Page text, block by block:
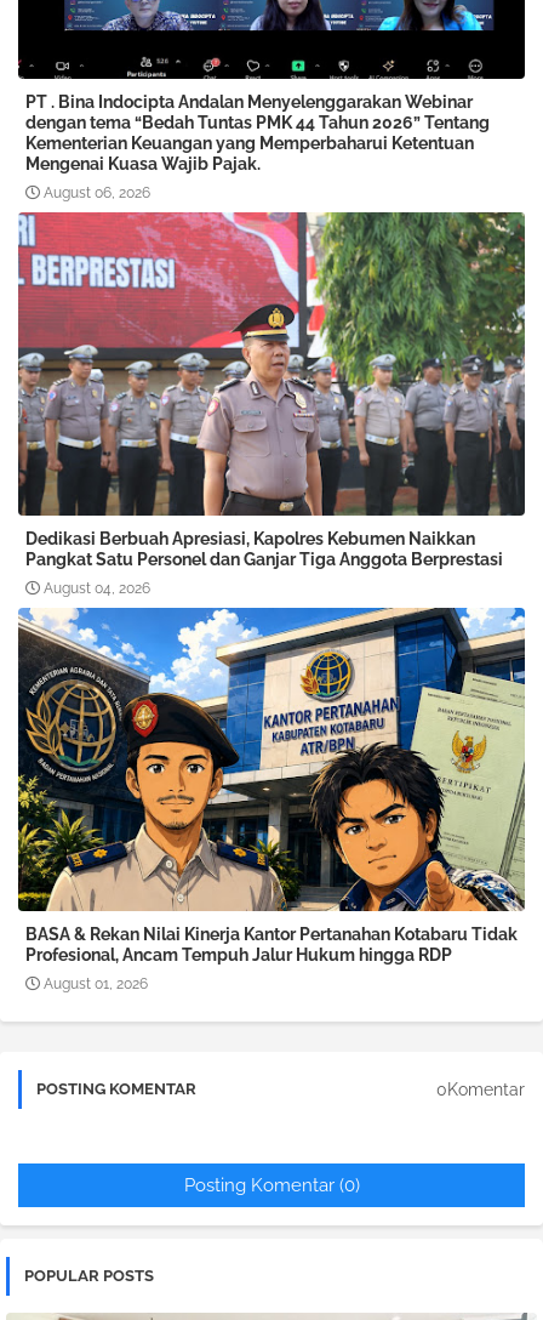
PT . Bina Indocipta Andalan Menyelenggarakan Webinar
dengan tema “Bedah Tuntas PMK 44 Tahun 2026” Tentang
Kementerian Keuangan yang Memperbaharui Ketentuan
Mengenai Kuasa Wajib Pajak.
August 06, 2026
Dedikasi Berbuah Apresiasi, Kapolres Kebumen Naikkan
Pangkat Satu Personel dan Ganjar Tiga Anggota Berprestasi
August 04, 2026
BASA & Rekan Nilai Kinerja Kantor Pertanahan Kotabaru Tidak
Profesional, Ancam Tempuh Jalur Hukum hingga RDP
August 01, 2026
POSTING KOMENTAR 0Komentar
Posting Komentar (0)
POPULAR POSTS